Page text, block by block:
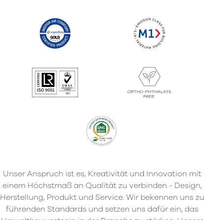
Unser Anspruch ist es, Kreativität und Innovation mit
einem Höchstmaß an Qualität zu verbinden - Design,
Herstellung, Produkt und Service. Wir bekennen uns zu
führenden Standards und setzen uns dafür ein, das